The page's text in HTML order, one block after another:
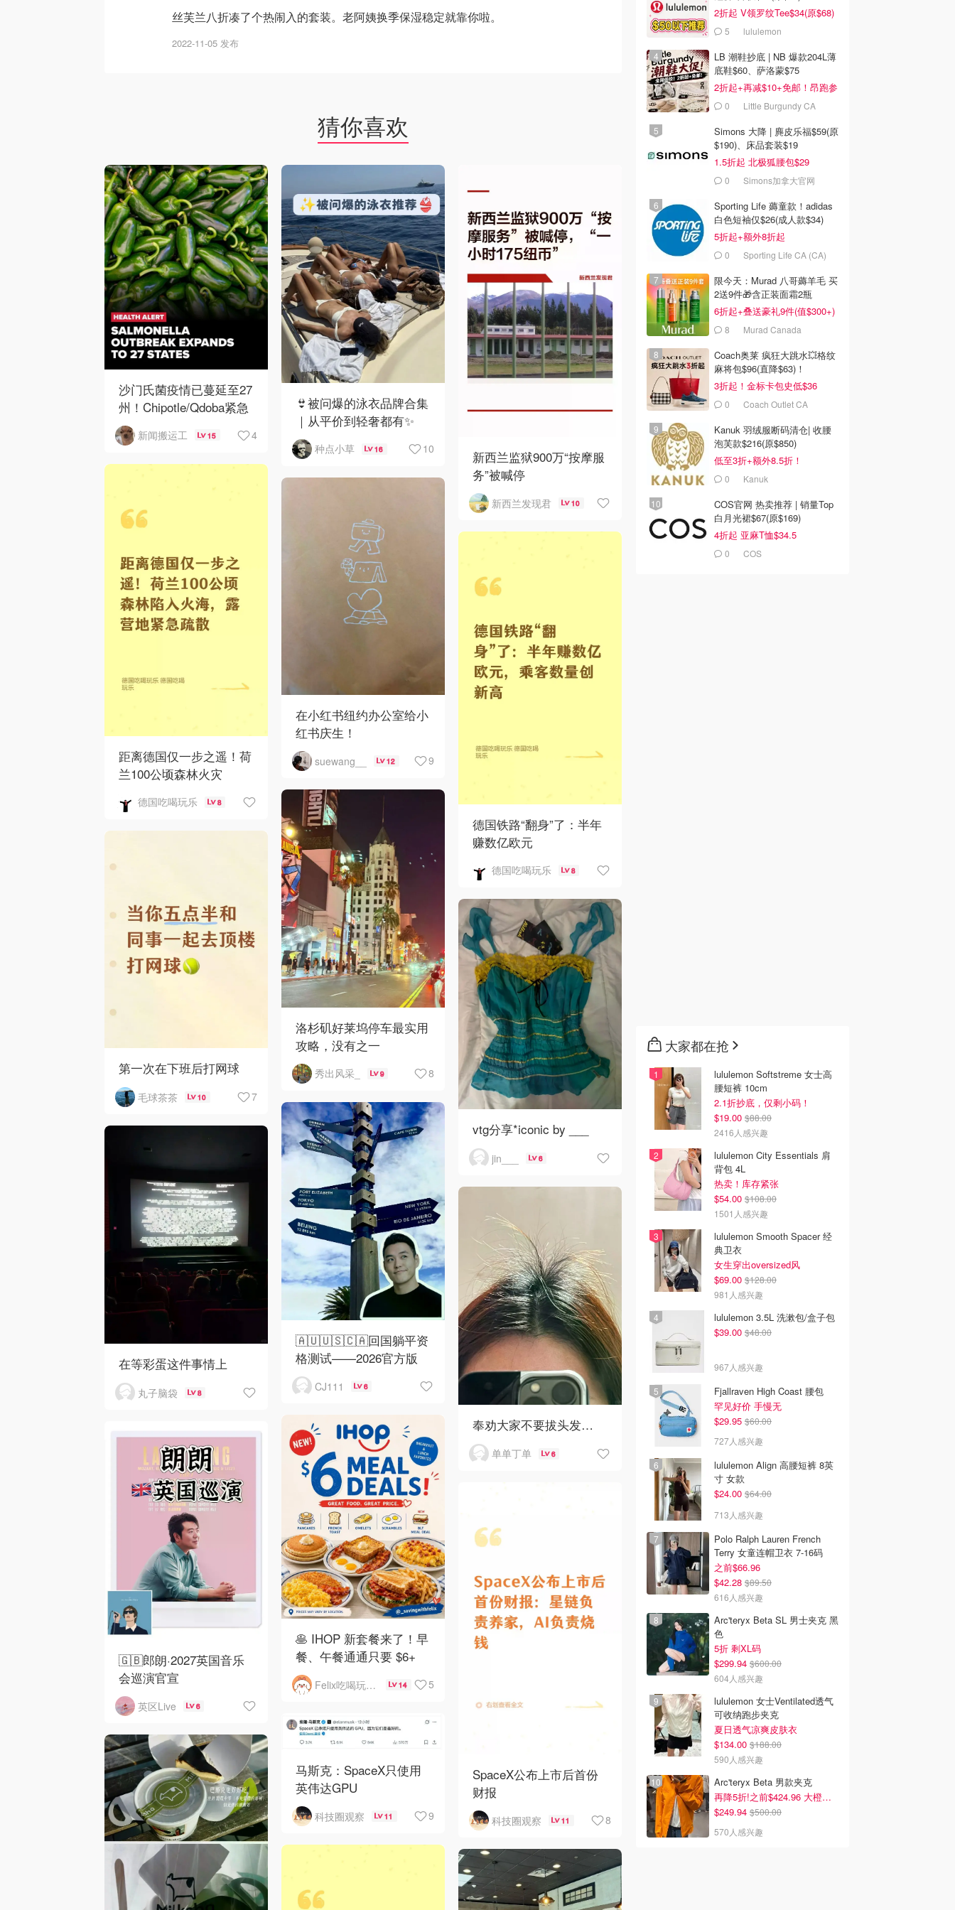
丝芙兰八折凑了个热闹入的套装。老阿姨换季保湿稳定就靠你啦。
2022-11-05 发布
猜你喜欢
沙门氏菌疫情已蔓延至27
州！Chipotle/Qdoba紧急
下架辣椒
新闻搬运工 15 4
👙被问爆的泳衣品牌合集
｜从平价到轻奢都有✨
种点小草 16 10
新西兰监狱900万“按摩服
务”被喊停
新西兰发现君 10
距离德国仅一步之遥！荷
兰100公顷森林火灾
德国吃喝玩乐 8
在小红书纽约办公室给小
红书庆生！
suewang__ 12 9
德国铁路“翻身”了：半年
赚数亿欧元
德国吃喝玩乐 8
洛杉矶好莱坞停车最实用
攻略，没有之一
秀出风采_ 9 8
第一次在下班后打网球
毛球茶茶 10 7
vtg分享*iconic by ___
jin___ 6
🇦🇺🇺🇸🇨🇦回国躺平资
格测试——2026官方版
CJ111 6
在等彩蛋这件事情上
丸子脑袋 8
奉劝大家不要拔头发…
单单丁单 6
🥞 IHOP 新套餐来了！早
餐、午餐通通只要 $6+
Felix吃喝玩乐不破产 14 5
🇬🇧郎朗·2027英国音乐
会巡演官宣
英区Live 6
SpaceX公布上市后首份
财报
科技圈观察 11 8
马斯克：SpaceX只使用
英伟达GPU
科技圈观察 11 9
2折起 V领罗纹Tee$34(原$68)
5 lululemon
LB 潮鞋抄底 | NB 爆款204L薄
底鞋$60、萨洛蒙$75
2折起+再减$10+免邮！昂跑参
加 0
Little Burgundy CA
Simons 大降 | 麂皮乐福$59(原
$190)、床品套装$19
1.5折起 北极狐腰包$29
0 Simons加拿大官网
Sporting Life 薅童款！adidas
白色短袖仅$26(成人款$34)
5折起+额外8折起
0 Sporting Life CA (CA)
限今天：Murad 八哥薅羊毛 买
2送9件🎁含正装面霜2瓶
6折起+叠送豪礼9件(值$300+)
8 Murad Canada
Coach奥莱 疯狂大跳水💥格纹
麻将包$96(直降$63)！
3折起！金标卡包史低$36
0 Coach Outlet CA
Kanuk 羽绒服断码清仓| 收腰
泡芙款$216(原$850)
低至3折+额外8.5折！
0 Kanuk
COS官网 热卖推荐 | 销量Top
白月光裙$67(原$169)
4折起 亚麻T恤$34.5
0 COS
大家都在抢
lululemon Softstreme 女士高
腰短裤 10cm
2.1折抄底，仅剩小码！
$19.00 $88.00
2416人感兴趣
lululemon City Essentials 肩
背包 4L
热卖！库存紧张
$54.00 $108.00
1501人感兴趣
lululemon Smooth Spacer 经
典卫衣
女生穿出oversized风
$69.00 $128.00
981人感兴趣
lululemon 3.5L 洗漱包/盒子包
$39.00 $48.00
967人感兴趣
Fjallraven High Coast 腰包
罕见好价 手慢无
$29.95 $60.00
727人感兴趣
lululemon Align 高腰短裤 8英
寸 女款
$24.00 $64.00
713人感兴趣
Polo Ralph Lauren French
Terry 女童连帽卫衣 7-16码
之前$66.96
$42.28 $89.50
616人感兴趣
Arc'teryx Beta SL 男士夹克 黑
色
5折 剩XL码
$299.94 $600.00
604人感兴趣
lululemon 女士Ventilated透气
可收纳跑步夹克
夏日透气凉爽皮肤衣
$134.00 $188.00
590人感兴趣
Arc'teryx Beta 男款夹克
再降5折!之前$424.96 大橙子好显白 蹲补
$249.94 $500.00
570人感兴趣